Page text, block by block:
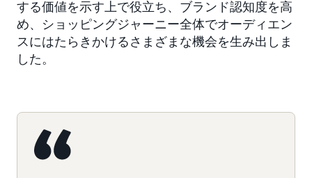
する価値を示す上で役立ち、ブランド認知度を高
め、ショッピングジャーニー全体でオーディエン
スにはたらきかけるさまざまな機会を生み出しま
した。